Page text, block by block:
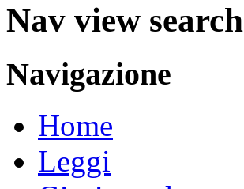
Nav view search
Navigazione
Home
Leggi